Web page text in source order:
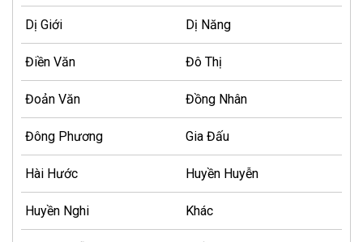
Dị Giới Dị Năng
Điền Văn Đô Thị
Đoản Văn Đồng Nhân
Đông Phương Gia Đấu
Hài Hước Huyền Huyễn
Huyền Nghi Khác